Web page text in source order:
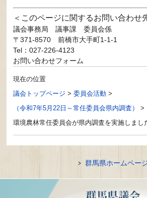
このページに関するお問い合わせ
議会事務局
議事課 委員会係
〒371-8570
前橋市大手町1-1-1
Tel：027-226-4123
お問い合わせフォーム
現在の位置
議会トップページ >委員会活動 >
（令和7年5月22日～常任委員会県内調査）
>
環境農林常任委員会が県内調査を実施しまし
群馬県ホームペー